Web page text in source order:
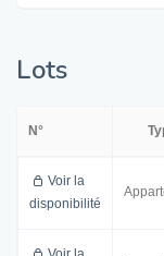
Lots
N°
Voir la
disponibilité